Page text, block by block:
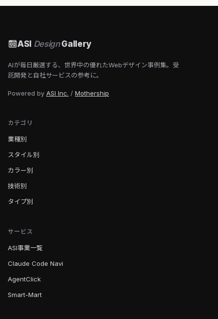
ASI DesignGallery
AIが毎日厳選する、世界中の優れたWebデザイン事例集。受
託開発と自社サービスの参考に。
Powered by ASI Inc. / Mothership
カテゴリ
業種別
スタイル別
カラー別
技術別
タイプ別
サービス
ASI事業一覧
Claude Code Navi
AgentClick
Smart-Mart